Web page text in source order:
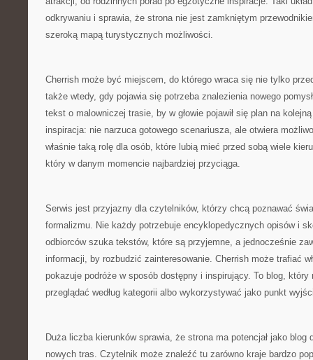
odkrywaniu i sprawia, że strona nie jest zamkniętym
szeroką mapą turystycznych możliwości.
Cherrish może być miejscem, do którego wraca się nie tylko
także wtedy, gdy pojawia się potrzeba znalezienia nowego
tekst o malowniczej trasie, by w głowie pojawił się plan na
inspiracja: nie narzuca gotowego scenariusza, ale otwiera
właśnie taką rolę dla osób, które lubią mieć przed sobą wiele
który w danym momencie najbardziej przyciąga.
Serwis jest przyjazny dla czytelników, którzy chcą poznawać
formalizmu. Nie każdy potrzebuje encyklopedycznych opisów i
odbiorców szuka tekstów, które są przyjemne, a jednocześnie
informacji, by rozbudzić zainteresowanie. Cherrish może trafiać
pokazuje podróże w sposób dostępny i inspirujący. To blog,
przeglądać według kategorii albo wykorzystywać jako punkt
Duża liczba kierunków sprawia, że strona ma potencjał jako blog
nowych tras. Czytelnik może znaleźć tu zarówno kraje bardzo